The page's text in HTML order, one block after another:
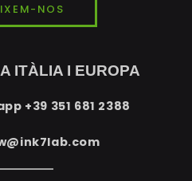
NOS
ITÀLIA I EUROPA
+39 351 681 2388